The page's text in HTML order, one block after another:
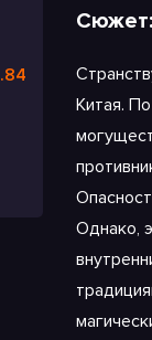
Святым мечом
Сюжет:
Китая.
Однако,